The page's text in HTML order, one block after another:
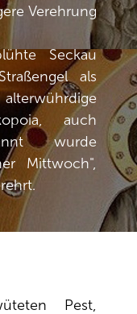
Verehrung
Seckau
als
auch
wurde
Mittwoch",
Pest,